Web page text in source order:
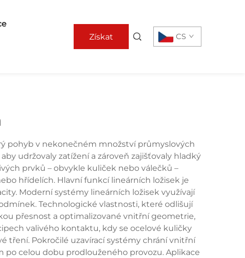
Získat CS
pohyb v nekonečném množství průmyslových
udržovaly zatížení a zároveň zajišťovaly hladký
prvků – obvykle kuliček nebo válečků –
hřídelích. Hlavní funkcí lineárních ložisek je
Moderní systémy lineárních ložisek využívají
Technologické vlastnosti, které odlišují
přesnost a optimalizované vnitřní geometrie,
valivého kontaktu, kdy se ocelové kuličky
tření. Pokročilé uzavírací systémy chrání vnitřní
celou dobu prodlouženého provozu. Aplikace